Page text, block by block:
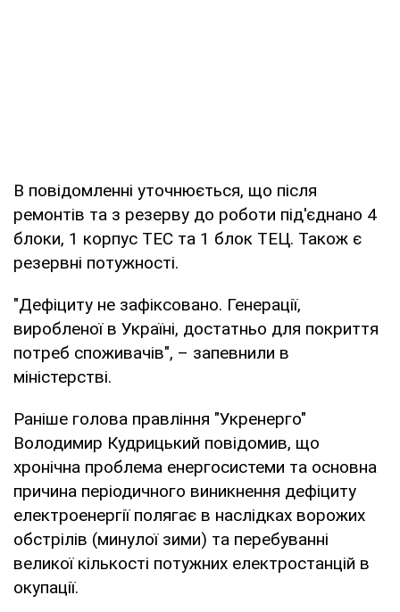
В повідомленні уточнюється, що після
ремонтів та з резерву до роботи під'єднано 4
блоки, 1 корпус ТЕС та 1 блок ТЕЦ. Також є
резервні потужності.
"Дефіциту не зафіксовано. Генерації,
виробленої в Україні, достатньо для покриття
потреб споживачів", – запевнили в
міністерстві.
Раніше голова правління "Укренерго"
Володимир Кудрицький повідомив, що
хронічна проблема енергосистеми та основна
причина періодичного виникнення дефіциту
електроенергії полягає в наслідках ворожих
обстрілів (минулої зими) та перебуванні
великої кількості потужних електростанцій в
окупації.